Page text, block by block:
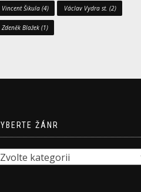
Vincent Šikula (4) Václav Vydra st. (2)
Zdeněk Blažek (1)
ŽÁNR
Zvolte kategorii